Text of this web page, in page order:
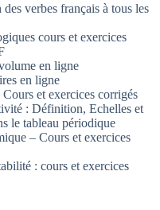
verbes français à tous les
cours et exercices
en ligne
en ligne
et exercices corrigés
: Définition, Echelles et
le tableau périodique
– Cours et exercices
: cours et exercices